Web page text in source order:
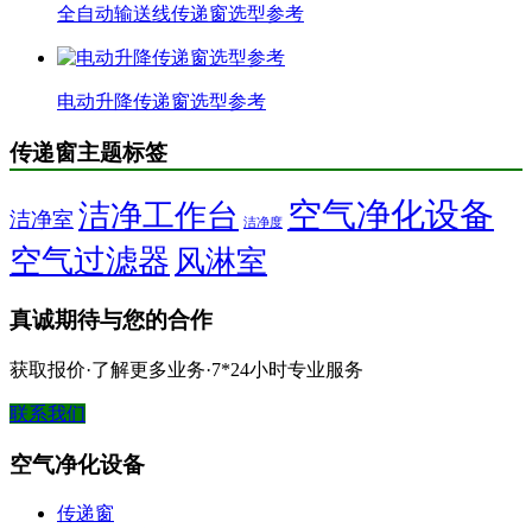
全自动输送线传递窗选型参考
电动升降传递窗选型参考
传递窗主题标签
洁净室 洁净工作台 洁净度 空气净化设备
空气过滤器 风淋室
真诚期待与您的合作
获取报价·了解更多业务·7*24小时专业服务
联系我们
空气净化设备
传递窗